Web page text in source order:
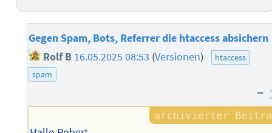
Gegen Spam, Bots, Referrer die htaccess absichern
Rolf B 16.05.2025 08:53 (Versionen)
htaccess
spam
–